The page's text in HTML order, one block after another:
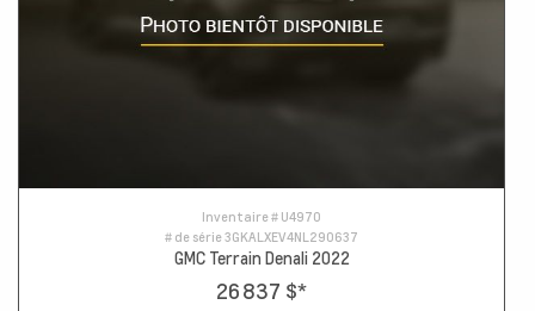
Inventaire # U4970
# de série3GKALXEV4NL290637
GMC Terrain Denali 2022
26 837 $*